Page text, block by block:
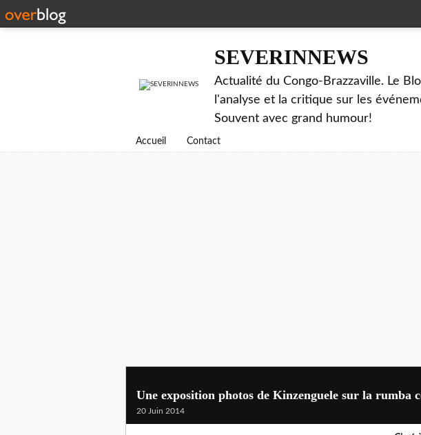
SEVERINNEWS
Actualité du Congo-Brazzaville. Le
l'analyse et la critique sur les
Souvent avec grand humour!
Accueil Contact
Une exposition photos de Kinzenguele sur la rumba
20 Juin 2014